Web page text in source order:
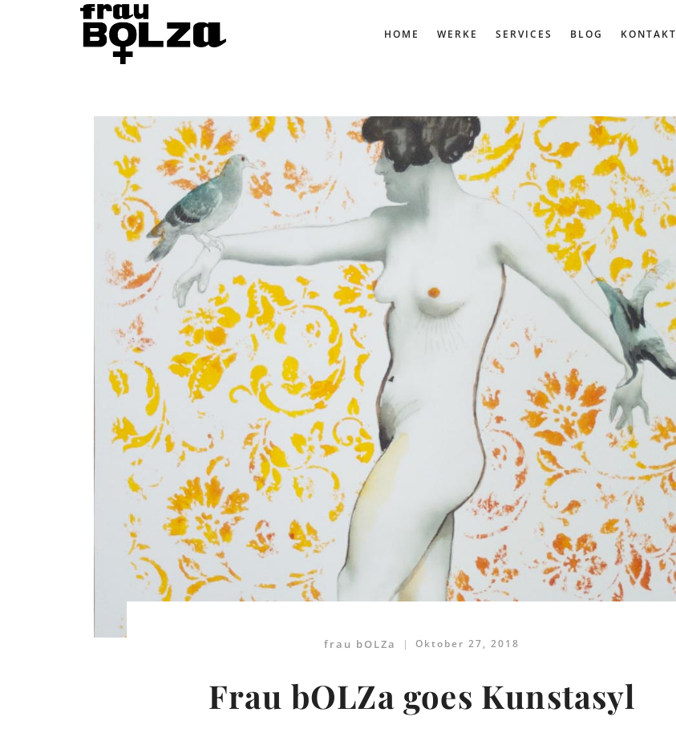
HOME WERKE SERVICES BLOG KONTAKT
frau bOLZa Oktober 27, 2018
Frau bOLZa goes Kunstasyl